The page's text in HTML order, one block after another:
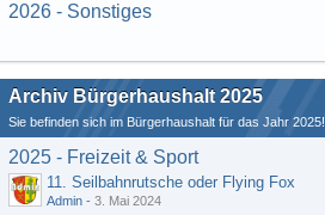
2026 - Sonstiges
Archiv Bürgerhaushalt 2025
Sie befinden sich im Bürgerhaushalt für das Jahr 2025!
2025 - Freizeit & Sport
11. Seilbahnrutsche oder Flying Fox
Admin - 3. Mai 2024